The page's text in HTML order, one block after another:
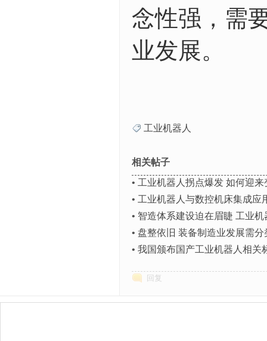
念性强，需
业发展。
工业机器人
相关帖子
• 工业机器人拐点爆发 如何迎来
• 工业机器人与数控机床集成应
• 智造体系建设迫在眉睫 工业
• 盘整依旧 装备制造业发展需分
• 我国颁布国产工业机器人相关
回复